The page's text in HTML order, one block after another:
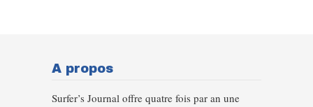
A propos
Surfer’s Journal offre quatre fois par an une